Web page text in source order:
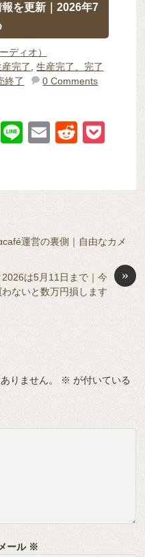
を更新｜2026年7
ディオ）
産完了 ,生産完了、完了
終了 0 Comments
M
Li
E
R
di et
運営の裏側｜自由なカメ
»
2026は5月11日まで｜今
わないと数万円損します
りません。 ※ が付いている
メール ※